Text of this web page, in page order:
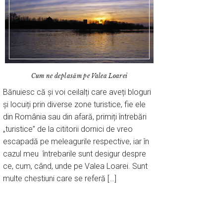
Cum ne deplasăm pe Valea Loarei
Bănuiesc că și voi ceilalți care aveți bloguri
și locuiți prin diverse zone turistice, fie ele
din România sau din afară, primiți întrebări
„turistice” de la cititorii dornici de vreo
escapadă pe meleagurile respective, iar în
cazul meu întrebarile sunt desigur despre
ce, cum, când, unde pe Valea Loarei. Sunt
multe chestiuni care se referă […]